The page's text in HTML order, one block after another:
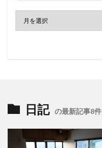
日記 の最新記事8件